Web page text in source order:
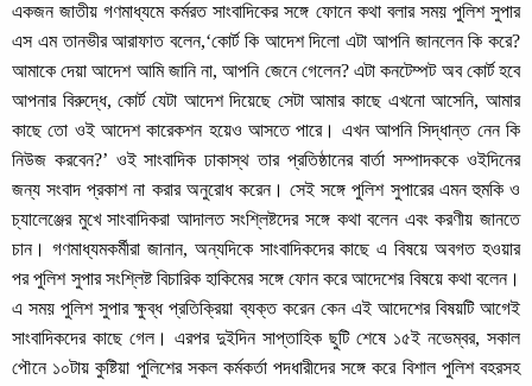
একজন জাতীয় গণমাধ্যমে কর্মরত সাংবাদিকের সঙ্গে ফোনে কথা বলার সময় পুলিশ সুপার
এস এম তানভীর আরাফাত বলেন,‘কোর্ট কি আদেশ দিলো এটা আপনি জানলেন কি করে?
আমাকে দেয়া আদেশ আমি জানি না, আপনি জেনে গেলেন? এটা কনটেম্পট অব কোর্ট হবে
আপনার বিরুদ্ধে, কোর্ট যেটা আদেশ দিয়েছে সেটা আমার কাছে এখনো আসেনি, আমার
কাছে তো ওই আদেশ কারেকশন হয়েও আসতে পারে। এখন আপনি সিদ্ধান্ত নেন কি
নিউজ করবেন?’ ওই সাংবাদিক ঢাকাস্থ তার প্রতিষ্ঠানের বার্তা সম্পাদককে ওইদিনের
জন্য সংবাদ প্রকাশ না করার অনুরোধ করেন। সেই সঙ্গে পুলিশ সুপারের এমন হুমকি ও
চ্যালেঞ্জের মুখে সাংবাদিকরা আদালত সংশ্লিষ্টদের সঙ্গে কথা বলেন এবং করণীয় জানতে
চান। গণমাধ্যমকর্মীরা জানান, অন্যদিকে সাংবাদিকদের কাছে এ বিষয়ে অবগত হওয়ার
পর পুলিশ সুপার সংশ্লিষ্ট বিচারিক হাকিমের সঙ্গে ফোন করে আদেশের বিষয়ে কথা বলেন।
এ সময় পুলিশ সুপার ক্ষুব্ধ প্রতিক্রিয়া ব্যক্ত করেন কেন এই আদেশের বিষয়টি আগেই
সাংবাদিকদের কাছে গেল। এরপর দুইদিন সাপ্তাহিক ছুটি শেষে ১৫ই নভেম্বর, সকাল
পৌনে ১০টায় কুষ্টিয়া পুলিশের সকল কর্মকর্তা পদধারীদের সঙ্গে করে বিশাল পুলিশ বহরসহ